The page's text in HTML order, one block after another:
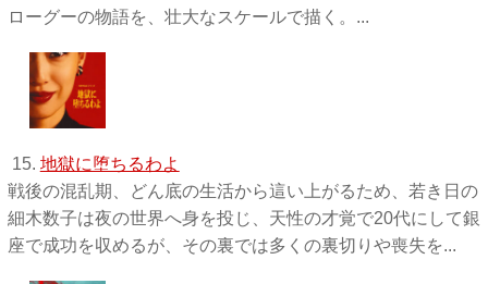
ローグーの物語を、壮大なスケールで描く。...
15. 地獄に堕ちるわよ
戦後の混乱期、どん底の生活から這い上がるため、若き日の
細木数子は夜の世界へ身を投じ、天性の才覚で20代にして銀
座で成功を収めるが、その裏では多くの裏切りや喪失を...